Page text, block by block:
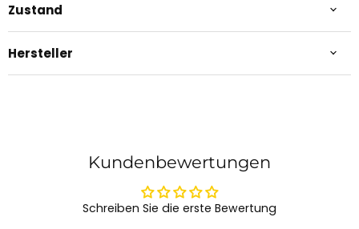
Zustand
Hersteller
Kundenbewertungen
Schreiben Sie die erste Bewertung